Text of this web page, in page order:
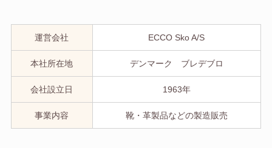
運営会社 ECCO Sko A/S
本社所在地 デンマーク ブレデブロ
会社設立日 1963年
事業内容 靴・革製品などの製造販売